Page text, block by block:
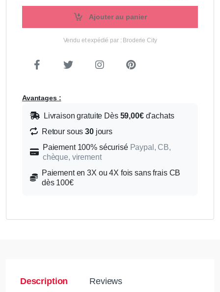
Ajouter au panier
Vendu et expédié par : Broderie City
Avantages :
Livraison gratuite Dès 59,00€d'achats
Retour sous30jours
Paiement 100% sécurisé Paypal, CB,
chèque, virement
Paiement en 3X ou 4X fois sans frais CB
dès 100€
Description Reviews